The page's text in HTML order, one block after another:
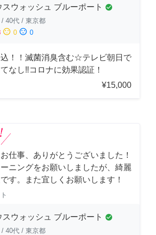
スウォッシュ ブルーポート check_circle
/ 40代 / 東京都
sentiment_neutral 0 sentiment_dissatisfied 0
！！滅菌消臭含む☆テレビ朝日で
なし‼コロナに効果認証！
¥15,000
仕事、ありがとうございました！
ニングをお願いしましたが、綺麗
す。また宜しくお願いします！
スウォッシュ ブルーポート check_circle
/ 40代 / 東京都